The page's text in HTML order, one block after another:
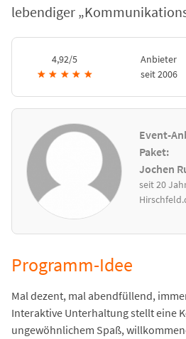
lebendiger
4,92/5
★ ★ ★ ★ ★
Anbieter
seit 2006
Event-
Paket:
Jochen
seit 20
Programm-Idee
Mal dezent, mal abendfüllend,
Interaktive Unterhaltung stellt eine
ungewöhnlichem Spaß,